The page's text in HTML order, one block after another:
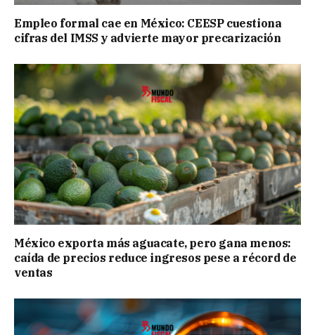
Empleo formal cae en México: CEESP cuestiona
cifras del IMSS y advierte mayor precarización
México exporta más aguacate, pero gana menos:
caída de precios reduce ingresos pese a récord de
ventas